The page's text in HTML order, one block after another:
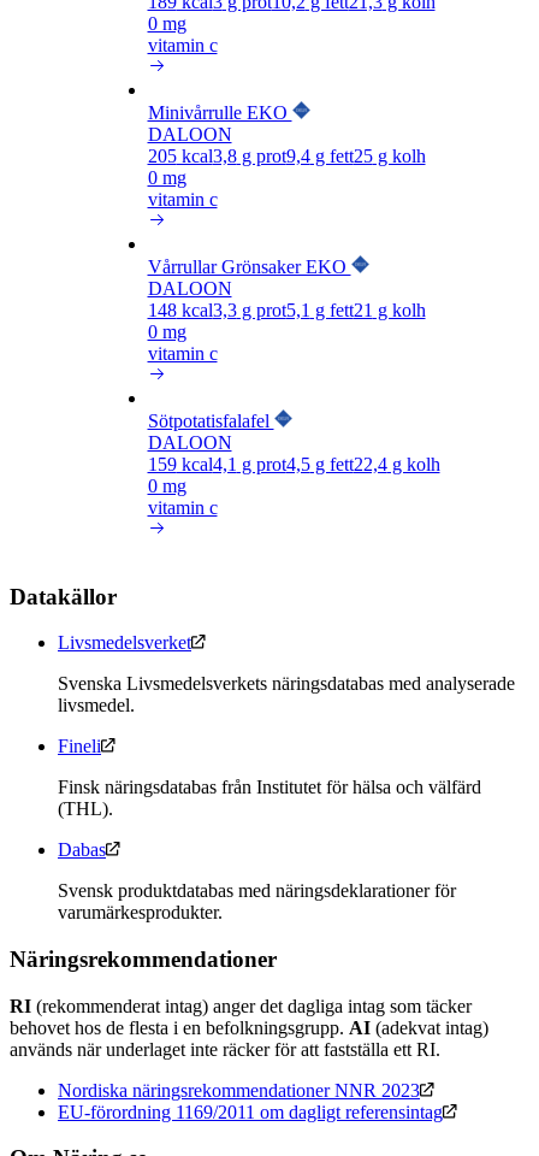
0 mg
vitamin c
Minivårrulle EKO
DALOON
205kcal3,8g prot9,4g fett25g kolh
0 mg
vitamin c
Vårrullar Grönsaker EKO
DALOON
148kcal3,3g prot5,1 g fett21 g kolh
0 mg
vitamin c
Sötpotatisfalafel
DALOON
159kcal4,1 g prot4,5g fett22,4g kolh
0 mg
vitamin c
Datakällor
Livsmedelsverket
Svenska Livsmedelsverkets näringsdatabas med analyserade
livsmedel.
Fineli
Finsk näringsdatabas från Institutet för hälsa och välfärd
(THL).
Dabas
Svensk produktdatabas med näringsdeklarationer för
varumärkesprodukter.
Näringsrekommendationer
RI (rekommenderat intag) anger det dagliga intag som täcker
behovet hos de flesta i en befolkningsgrupp. AI (adekvat intag)
används när underlaget inte räcker för att fastställa ett RI.
Nordiska näringsrekommendationer NNR 2023
EU-förordning 1169/2011 om dagligt referensintag